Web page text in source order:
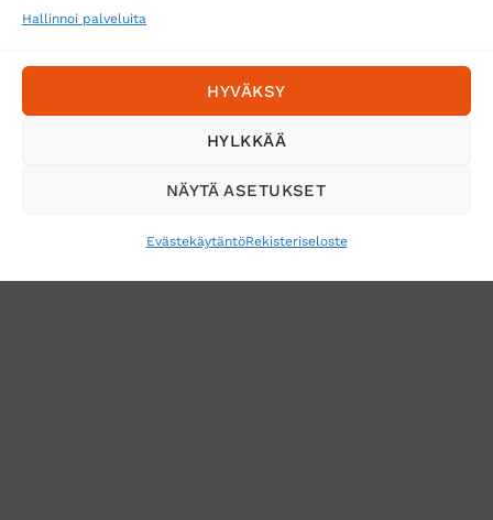
Hallinnoi palveluita
HYVÄKSY
HYLKKÄÄ
NÄYTÄ ASETUKSET
EvästekäytäntöRekisteriseloste